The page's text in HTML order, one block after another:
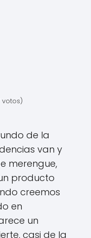
votos)
de la
van y
merengue,
producto
creemos
en
un
casi de la